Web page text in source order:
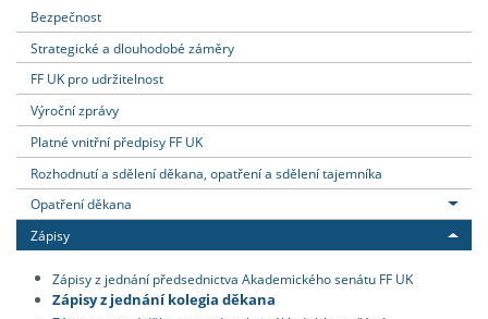
Bezpečnost
Strategické a dlouhodobé záměry
FF UK pro udržitelnost
Výroční zprávy
Platné vnitřní předpisy FF UK
Rozhodnutí a sdělení děkana, opatření a sdělení tajemníka
Opatření děkana
Zápisy
Zápisy z jednání předsednictva Akademického senátu FF UK
Zápisy z jednání kolegia děkana